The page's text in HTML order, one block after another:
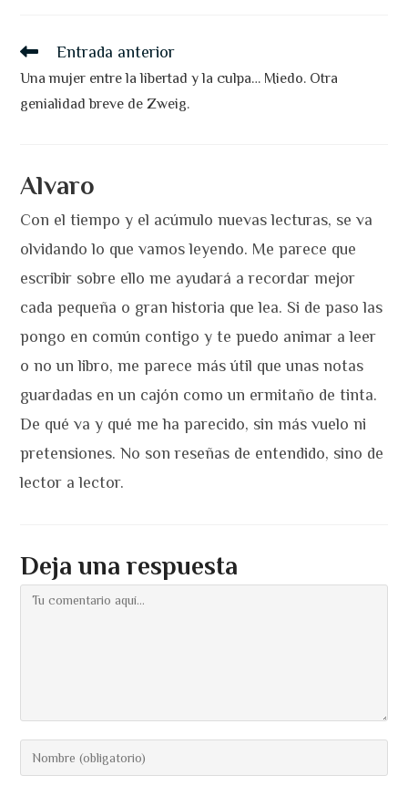
Leer
más
artículos
Entrada anterior
Una mujer entre la libertad y la culpa… Miedo. Otra
genialidad breve de Zweig.
Alvaro
Con el tiempo y el acúmulo nuevas lecturas, se va
olvidando lo que vamos leyendo. Me parece que
escribir sobre ello me ayudará a recordar mejor
cada pequeña o gran historia que lea. Si de paso las
pongo en común contigo y te puedo animar a leer
o no un libro, me parece más útil que unas notas
guardadas en un cajón como un ermitaño de tinta.
De qué va y qué me ha parecido, sin más vuelo ni
pretensiones. No son reseñas de entendido, sino de
lector a lector.
Deja una respuesta
Comentario
Introduce
tu